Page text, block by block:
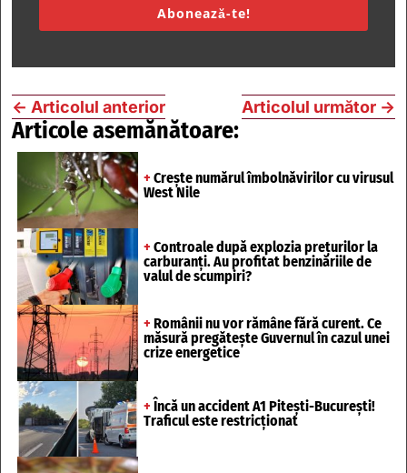
Abonează-te!
← Articolul anterior Articolul următor →
Articole asemănătoare:
+ Crește numărul îmbolnăvirilor cu virusul
West Nile
+ Controale după explozia prețurilor la
carburanți. Au profitat benzinăriile de
valul de scumpiri?
+ Românii nu vor rămâne fără curent. Ce
măsură pregătește Guvernul în cazul unei
crize energetice
+ Încă un accident A1 Pitești-București!
Traficul este restricționat